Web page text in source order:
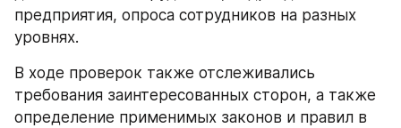
предприятия, опроса сотрудников на разных
уровнях.
В ходе проверок также отслеживались
требования заинтересованных сторон, а также
определение применимых законов и правил в